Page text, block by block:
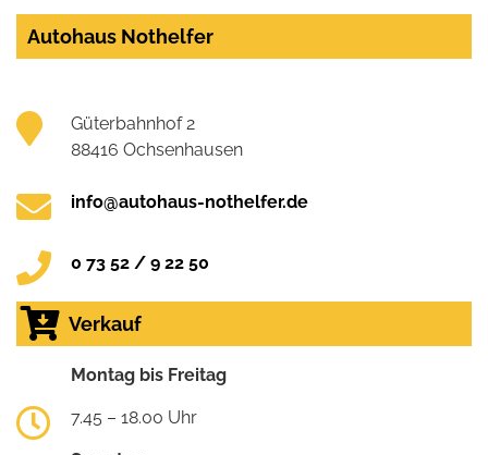
Autohaus Nothelfer
Güterbahnhof 2
88416 Ochsenhausen
info@autohaus-nothelfer.de
0 73 52 / 9 22 50
Verkauf
Montag bis Freitag
7.45 – 18.00 Uhr